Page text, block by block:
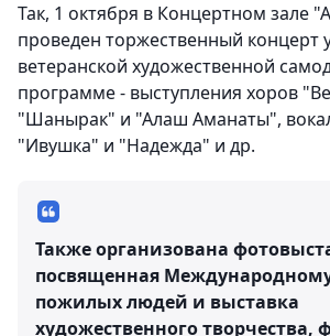
Так, 1 октября в Концертном зале
проведен торжественный концерт
ветеранской художественной
программе - выступления хоров
"Шанырак" и "Алаш Аманаты",
"Ивушка" и "Надежда" и др.
Также организована
посвященная
пожилых людей и выставка
художественного творчества,